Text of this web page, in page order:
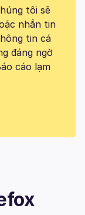
tôi sẽ
nhắn tin
tin cá
đáng ngờ
cáo lạm